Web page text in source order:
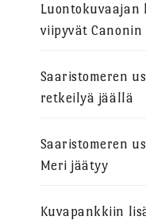
Luontokuvaajan
viipyvät
Saaristomeren
retkeilyä jäällä
Saaristomeren
Meri jäätyy
Kuvapankkiin